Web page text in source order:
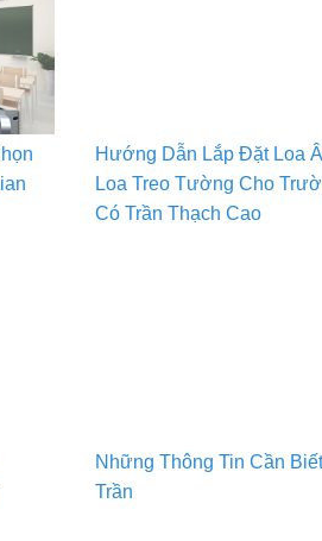
Hướng Dẫn Lắp Đặt Loa
Loa Treo Tường Cho
Có Trần Thạch Cao
Những Thông Tin Cần
Trần